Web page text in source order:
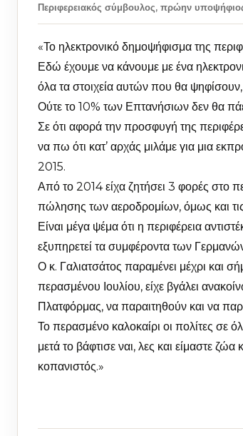
Περιφερειακός σύμβουλος, πρώην
«Το ηλεκτρονικό δημοψήφισμα της
Εδώ έχουμε να κάνουμε με ένα
όλα τα στοιχεία αυτών που θα
Ούτε το 10% των Επτανήσιων δεν θα
Σε ότι αφορά την προσφυγή της
να πω ότι κατ’ αρχάς μιλάμε για μια
2015.
Από το 2014 είχα ζητήσει 3 φορές στο
πώλησης των αεροδρομίων, όμως και
Είναι μέγα ψέμα ότι η περιφέρεια
εξυπηρετεί τα συμφέροντα των
Ο κ. Γαλιατσάτος παραμένει μέχρι και
περασμένου Ιουλίου, είχε βγάλει
Πλατφόρμας, να παραιτηθούν και να
Το περασμένο καλοκαίρι οι πολίτες σε
μετά το βάφτισε ναι, λες και είμαστε
κοπανιστός.»